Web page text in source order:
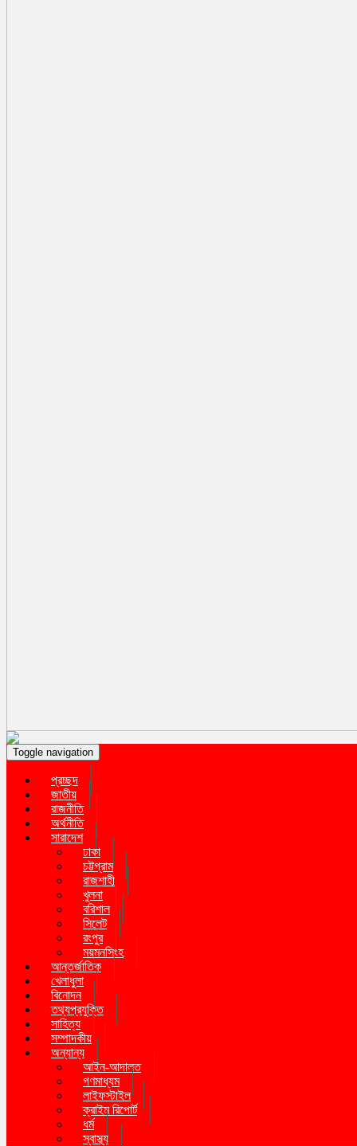
Toggle navigation
প্রচ্ছদ
জাতীয়
রাজনীতি
অর্থনীতি
সারাদেশ
ঢাকা
চট্টগ্রাম
রাজশাহী
খুলনা
বরিশাল
সিলেট
রংপুর
ময়মনসিংহ
আন্তর্জাতিক
খেলাধুলা
বিনোদন
তথ্যপ্রযুক্তি
সাহিত্য
সম্পাদকীয়
অন্যান্য
আইন-আদালত
গণমাধ্যম
লাইফস্টাইল
ক্রাইম রিপোর্ট
ধর্ম
স্বাস্থ্য